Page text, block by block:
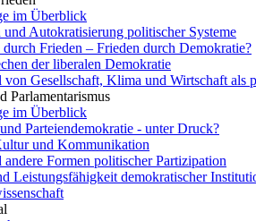
im Überblick
Autokratisierung politischer Systeme
Frieden – Frieden durch Demokratie?
der liberalen Demokratie
von Gesellschaft, Klima und Wirtschaft als
Parlamentarismus
im Überblick
Parteiendemokratie - unter Druck?
und Kommunikation
andere Formen politischer Partizipation
Leistungsfähigkeit demokratischer